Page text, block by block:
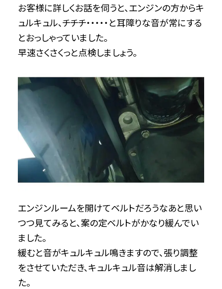
お客様に詳しくお話を伺うと、エンジンの方からキ
ュルキュル、チチチ・・・・・と耳障りな音が常にする
とおっしゃっていました。
早速さくさくっと点検しましょう。
エンジンルームを開けてベルトだろうなあと思い
つつ見てみると、案の定ベルトがかなり緩んでい
ました。
緩むと音がキュルキュル鳴きますので、張り調整
をさせていただき、キュルキュル音は解消しまし
た。